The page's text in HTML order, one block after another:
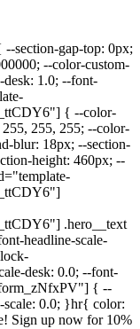
section-gap-top: 0px;
--color-custom-
desk: 1.0; --font-
{ --color-
255, 255; --color-
blur: 18px; --section-
height: 460px; --
.hero__text
headline-scale-
desk: 0.0; --font-
{ --
scale: 0.0; }hr{ color:
Sign up now for 10%